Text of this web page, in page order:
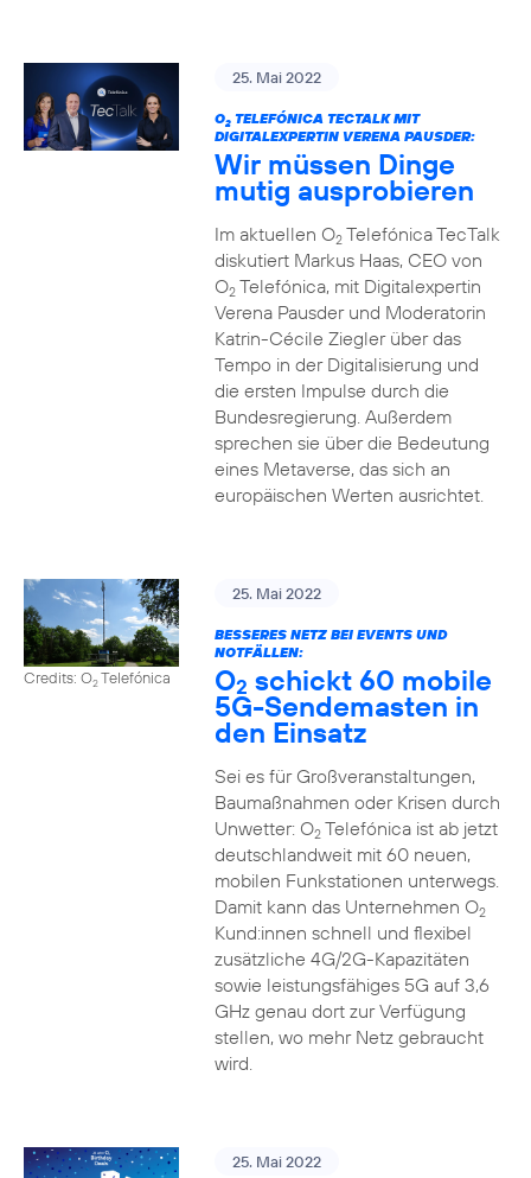
25. Mai 2022
O2TELEFÓNICA TECTALK MIT
DIGITALEXPERTIN VERENA PAUSDER:
Wir müssen Dinge
mutig ausprobieren
Im aktuellen O2Telefónica TecTalk
diskutiert Markus Haas, CEO von
O2Telefónica, mit Digitalexpertin
Verena Pausder und Moderatorin
Katrin-Cécile Ziegler über das
Tempo in der Digitalisierung und
die ersten Impulse durch die
Bundesregierung. Außerdem
sprechen sie über die Bedeutung
eines Metaverse, das sich an
europäischen Werten ausrichtet.
Credits: O2Telefónica
25. Mai 2022
BESSERES NETZ BEI EVENTS UND
NOTFÄLLEN:
O2 schickt 60 mobile
5G-Sendemasten in
den Einsatz
Sei es für Großveranstaltungen,
Baumaßnahmen oder Krisen durch
Unwetter: O2Telefónica ist ab jetzt
deutschlandweit mit 60 neuen,
mobilen Funkstationen unterwegs.
Damit kann das Unternehmen O2
Kund:innen schnell und flexibel
zusätzliche 4G/2G-Kapazitäten
sowie leistungsfähiges 5G auf 3,6
GHz genau dort zur Verfügung
stellen, wo mehr Netz gebraucht
wird.
25. Mai 2022